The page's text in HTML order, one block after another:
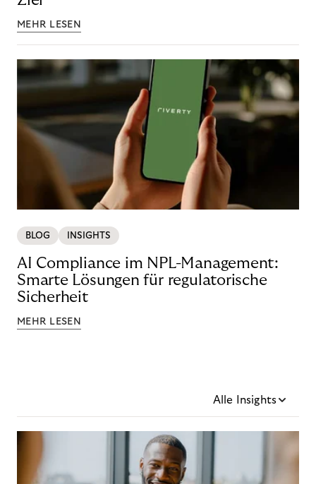
MEHR LESEN
BLOG INSIGHTS
AI Compliance im NPL-Management:
Smarte Lösungen für regulatorische
Sicherheit
MEHR LESEN
Alle Insights